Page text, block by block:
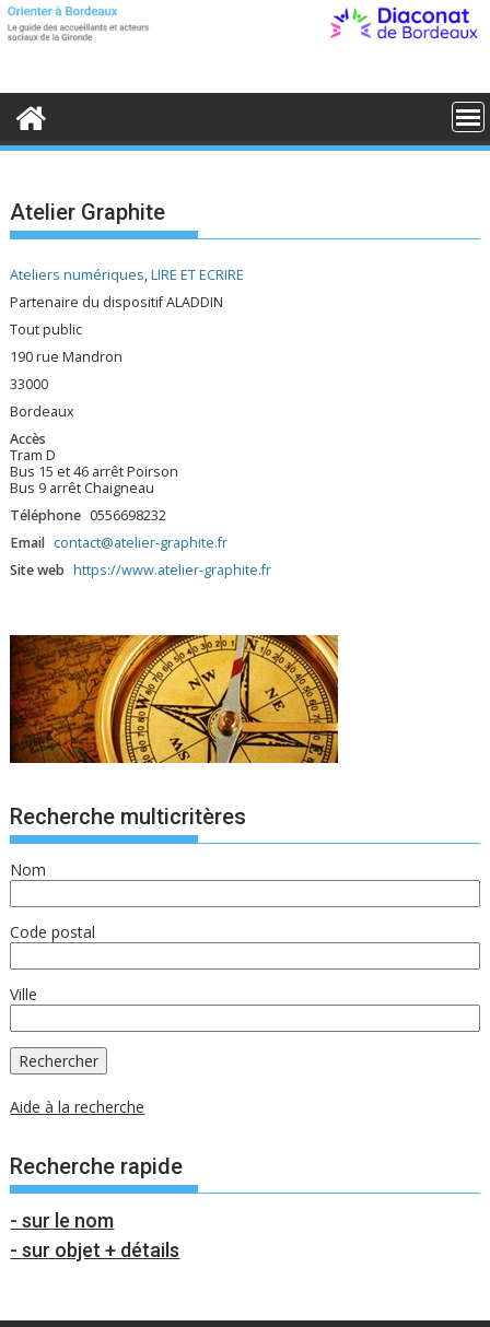
S
t
o
Atelier Graphite
Ateliers numériques,LIRE ET ECRIRE
Partenaire du dispositif ALADDIN
Tout public
190 rue Mandron
33000
Bordeaux
Accès
Tram D
Bus 15 et 46 arrêt Poirson
Bus 9 arrêt Chaigneau
Téléphone 0556698232
Email contact@atelier-graphite.fr
Site web https://www.atelier-graphite.fr
Recherche multicritères
Nom
Code postal
Ville
Aide à la recherche
Recherche rapide
- sur le nom
- sur objet + détails